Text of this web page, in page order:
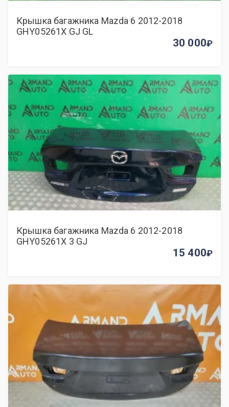
Крышка багажника Mazda 6 2012-2018
GHY05261X GJ GL
30 000
Крышка багажника Mazda 6 2012-2018
GHY05261X 3 GJ
15 400